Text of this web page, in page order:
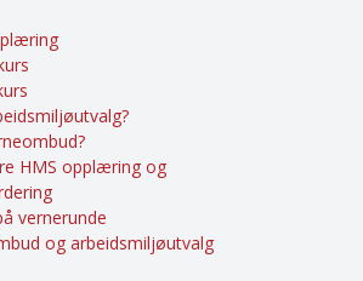
HMS opplæring og
vernerunde
og arbeidsmiljøutvalg